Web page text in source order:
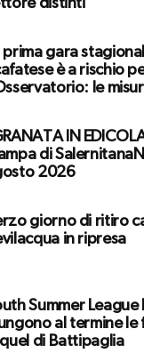
distinti
prima gara
è a rischio
le
IN
di
2026
giorno di ritiro
in ripresa
Summer League
al termine le
di Battipaglia